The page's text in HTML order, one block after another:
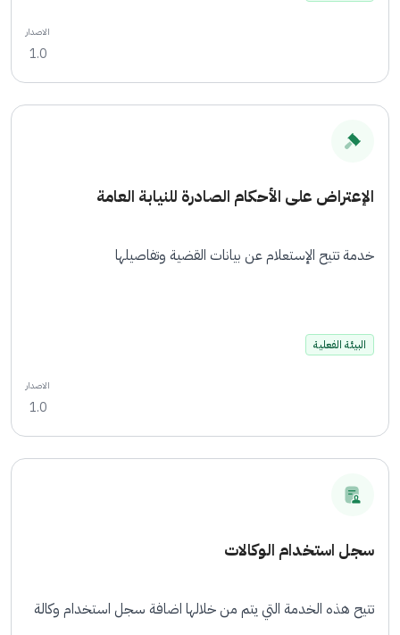
الاصدار
1.0
الإعتراض على الأحكام الصادرة للنيابة العامة
خدمة تتيح الإستعلام عن بيانات القضية وتفاصيلها
البيئة الفعلية
الاصدار
1.0
سجل استخدام الوكالات
تتيح هذه الخدمة التي يتم من خلالها اضافة سجل استخدام وكالة